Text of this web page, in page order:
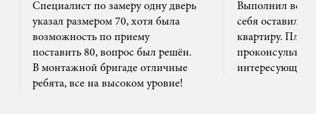
Специалист по замеру одну дверь
указал размером 70, хотя была
возможность по приему
поставить 80, вопрос был решён.
В монтажной бригаде отличные
ребята, все на высоком уровне!
Выполнил все
себя оставил
квартиру. Плюс
интересующим